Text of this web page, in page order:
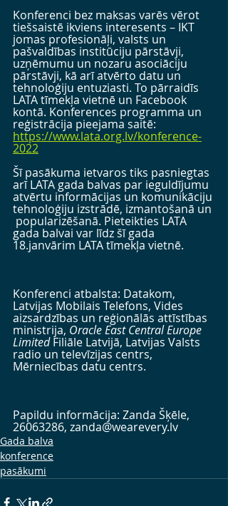
Konferenci bez maksas varēs vērot
tiešsaistē ikviens interesents – IKT
jomas profesionāļi, valsts un
pašvaldības institūciju pārstāvji,
uzņēmumu un nozaru asociāciju
pārstāvji, kā arī atvērto datu un
tehnoloģiju entuziasti. To pārraidīs
LATA tīmekļa vietnē un Facebook
kontā. Konferences programma un
reģistrācija pieejama saitē:
https://www.lata.org.lv/konference-
2022
Šī pasākuma ietvaros tiks pasniegtas
arī LATA gada balvas par ieguldījumu
atvērtu informācijas un komunikāciju
tehnoloģiju izstrādē, izmantošanā un
popularizēšanā. Pieteikties LATA
gada balvai var līdz šī gada
18.janvārim LATA tīmekļa vietnē.
Konferenci atbalsta: Datakom,
Latvijas Mobilais Telefons, Vides
aizsardzības un reģionālās attīstības
ministrija, Oracle East Central Europe
Limited Filiāle Latvijā, Latvijas Valsts
radio un televīzijas centrs,
Mērniecības datu centrs.
Papildu informācija: Zanda Šķēle,
26063286, zanda@wearevery.lv
Gada balva
konference
pasākumi